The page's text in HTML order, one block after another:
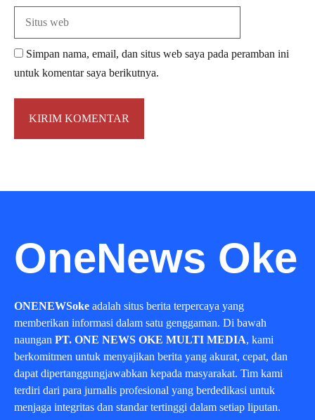
Simpan nama, email, dan situs web saya pada peramban ini
untuk komentar saya berikutnya.
OneNews Oke
ONENEWSoke adalah situs berita terpercaya yang
memberikan informasi dalam satu genggaman. Di bawah
naungan PT. ONE NEWS OKE MULTI MEDIA, kami
berkomitmen untuk menyajikan berita yang akurat, cepat, dan
dapat dipertanggungjawabkan kepada masyarakat. Tim kami
terdiri dari para jurnalis profesional yang berdedikasi untuk
menjaga integritas dan standar tertinggi dalam setiap liputan.